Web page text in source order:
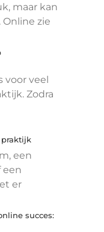
maar kan
zie
voor veel
Zodra
een
een
er
succes: